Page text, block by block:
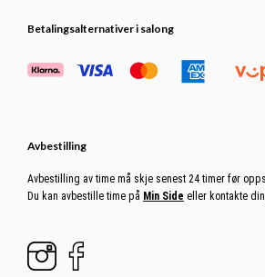
Betalingsalternativer i salong
Avbestilling
Avbestilling av time må skje senest 24 timer før
Du kan avbestille time på Min Side eller kontakte din